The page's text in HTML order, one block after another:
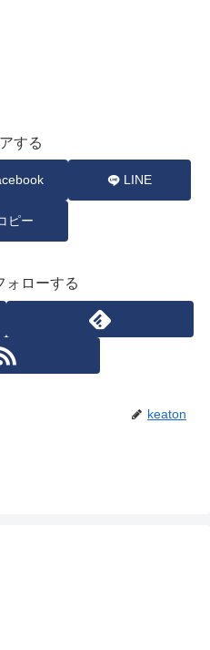
する
LINE
ピー
ォローする
keaton